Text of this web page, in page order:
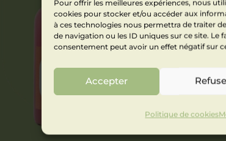
Pour offrir les meilleures expériences, nous
cookies pour stocker et/ou accéder aux
à ces technologies nous permettra de traiter
de navigation ou les ID uniques sur ce site. Le
consentement peut avoir un effet négatif sur
Accepter
Politique de cookies
SANGRIA